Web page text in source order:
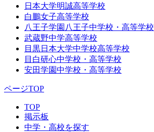
日本大学明誠高等学校
白鵬女子高等学校
八王子学園八王子中学校・高等学校
武蔵野中学高等学校
目黒日本大学中学校高等学校
目白研心中学校・高等学校
安田学園中学校・高等学校
ページTOP
TOP
掲示板
中学・高校を探す